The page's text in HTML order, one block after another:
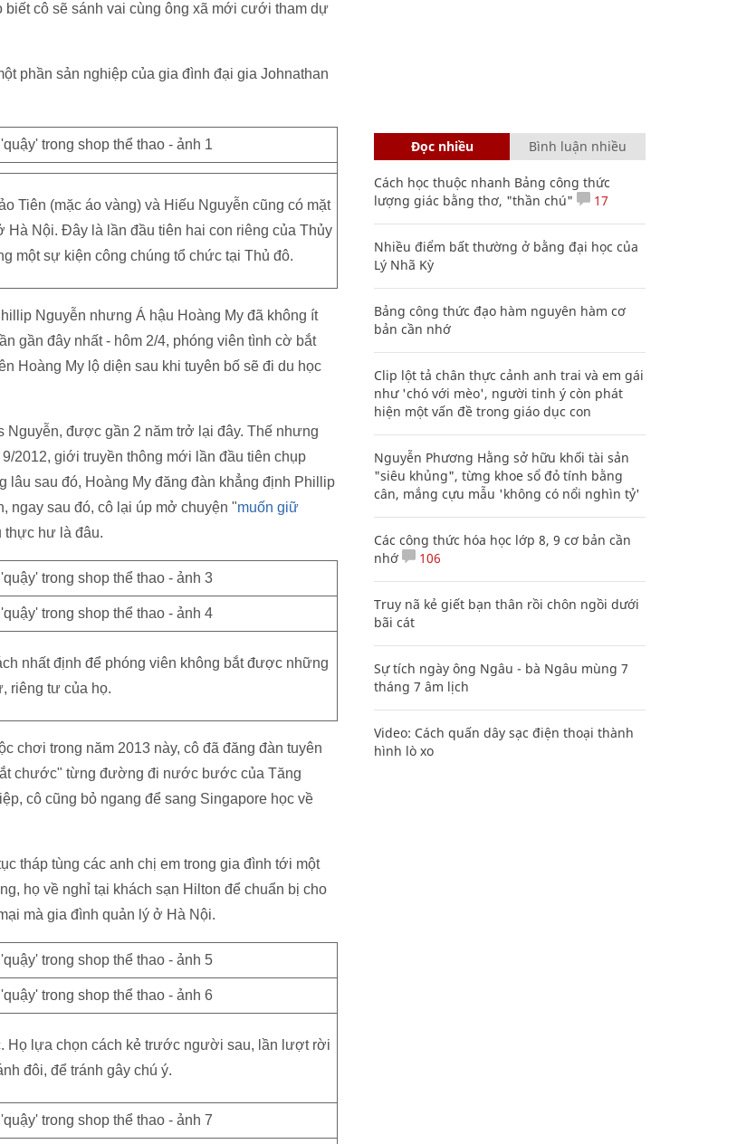
cô sẽ sánh vai cùng ông xã mới cưới tham dự
phần sản nghiệp của gia đình đại gia Johnathan
Tiên (mặc áo vàng) và Hiếu Nguyễn cũng có mặt
Nội. Đây là lần đầu tiên hai con riêng của Thủy
một sự kiện công chúng tổ chức tại Thủ đô.
Nguyễn nhưng Á hậu Hoàng My đã không ít
gần đây nhất - hôm 2/4, phóng viên tình cờ bắt
Hoàng My lộ diện sau khi tuyên bố sẽ đi du học
Nguyễn, được gần 2 năm trở lại đây. Thế nhưng
2012, giới truyền thông mới lần đầu tiên chụp
sau đó, Hoàng My đăng đàn khẳng định Phillip
ngay sau đó, cô lại úp mở chuyện "muốn giữ
thực hư là đâu.
nhất định để phóng viên không bắt được những
riêng tư của họ.
chơi trong năm 2013 này, cô đã đăng đàn tuyên
chước" từng đường đi nước bước của Tăng
cô cũng bỏ ngang để sang Singapore học về
tháp tùng các anh chị em trong gia đình tới một
họ về nghỉ tại khách sạn Hilton để chuẩn bị cho
mà gia đình quản lý ở Hà Nội.
Họ lựa chọn cách kẻ trước người sau, lần lượt rời
đôi, để tránh gây chú ý.
Đọc nhiều Bình luận nhiều
Cách học thuộc nhanh Bảng công thức
lượng giác bằng thơ, "thần chú"
17
Nhiều điểm bất thường ở bằng đại học của
Lý Nhã Kỳ
Bảng công thức đạo hàm nguyên hàm cơ
bản cần nhớ
Clip lột tả chân thực cảnh anh trai và em gái
như 'chó với mèo', người tinh ý còn phát
hiện một vấn đề trong giáo dục con
Nguyễn Phương Hằng sở hữu khối tài sản
"siêu khủng", từng khoe sổ đỏ tính bằng
cân, mắng cựu mẫu 'không có nổi nghìn tỷ'
Các công thức hóa học lớp 8, 9 cơ bản cần
nhớ
106
Truy nã kẻ giết bạn thân rồi chôn ngồi dưới
bãi cát
Sự tích ngày ông Ngâu - bà Ngâu mùng 7
tháng 7 âm lịch
Video: Cách quấn dây sạc điện thoại thành
hình lò xo